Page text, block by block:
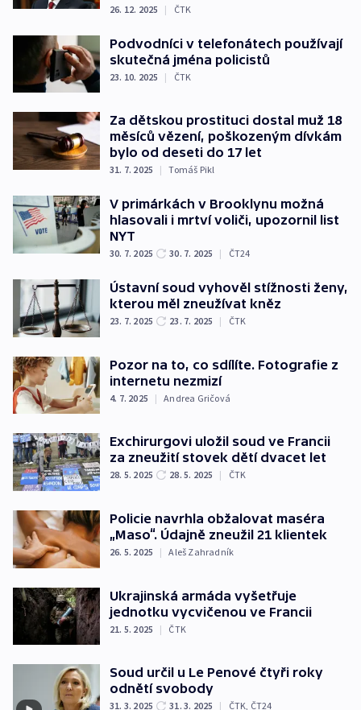
26. 12. 2025 | ČTK
Podvodníci v telefonátech používají
skutečná jména policistů
23. 10. 2025 | ČTK
Za dětskou prostituci dostal muž 18
měsíců vězení, poškozeným dívkám
bylo od deseti do 17 let
31. 7. 2025 | Tomáš Pikl
V primárkách v Brooklynu možná
hlasovali i mrtví voliči, upozornil list
NYT
30. 7. 2025 30. 7. 2025 | ČT24
Ústavní soud vyhověl stížnosti ženy,
kterou měl zneužívat kněz
23. 7. 2025 23. 7. 2025 | ČTK
Pozor na to, co sdílíte. Fotografie z
internetu nezmizí
4. 7. 2025 | Andrea Gričová
Exchirurgovi uložil soud ve Francii
za zneužití stovek dětí dvacet let
28. 5. 2025 28. 5. 2025 | ČTK
Policie navrhla obžalovat maséra
„Maso“. Údajně zneužil 21 klientek
26. 5. 2025 | Aleš Zahradník
Ukrajinská armáda vyšetřuje
jednotku vycvičenou ve Francii
21. 5. 2025 | ČTK
Soud určil u Le Penové čtyři roky
odnětí svobody
31. 3. 2025 31. 3. 2025 | ČTK, ČT24